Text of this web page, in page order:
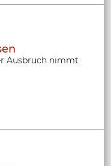
Ausbruch nimmt